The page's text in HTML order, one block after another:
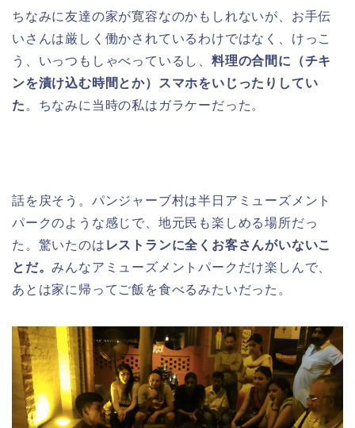
ちなみに友達の家が寛容なのかもしれないが、お手伝
いさんは厳しく働かされているわけではなく、けっこ
う、いっつもしゃべっているし、料理の合間に（チキ
ンを漬け込む時間とか）スマホをいじったりしてい
た 。ちなみに当時の私はガラケーだった。
話を戻そう。パンジャーブ村は半日アミューズメント
パークのような感じで、地元民も楽しめる場所だっ
た。驚いたのは レストランに全くお客さんがいないこ
とだ。みんなアミューズメントパークだけ楽しんで、
あとは家に帰ってご飯を食べるみたいだった。